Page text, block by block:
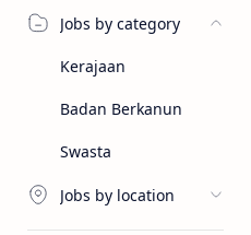
Jobs by category
Kerajaan
Badan Berkanun
Swasta
Jobs by location